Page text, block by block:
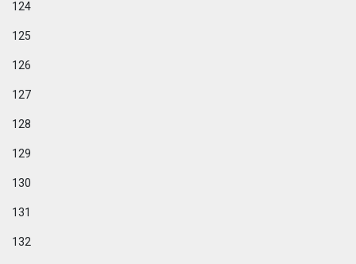
124
125
126
127
128
129
130
131
132